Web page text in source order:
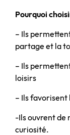
Pourquoi
– Ils
partage et la
– Ils
loisirs
– Ils favorisent
-Ils ouvrent de
curiosité.